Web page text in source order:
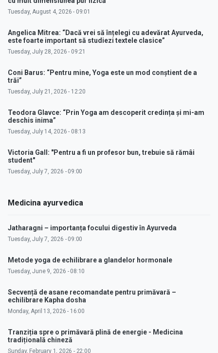
Tuesday, August 4, 2026 - 09:01
Angelica Mitrea: “Dacă vrei să înțelegi cu adevărat Ayurveda,
este foarte important să studiezi textele clasice”
Tuesday, July 28, 2026 - 09:21
Coni Barus: “Pentru mine, Yoga este un mod conștient de a
trăi”
Tuesday, July 21, 2026 - 12:20
Teodora Glavce: “Prin Yoga am descoperit credința și mi-am
deschis inima”
Tuesday, July 14, 2026 - 08:13
Victoria Gall: "Pentru a fi un profesor bun, trebuie să rămâi
student"
Tuesday, July 7, 2026 - 09:00
Medicina ayurvedica
Jatharagni – importanța focului digestiv în Ayurveda
Tuesday, July 7, 2026 - 09:00
Metode yoga de echilibrare a glandelor hormonale
Tuesday, June 9, 2026 - 08:10
Secvență de asane recomandate pentru primăvară –
echilibrare Kapha dosha
Monday, April 13, 2026 - 16:00
Tranziția spre o primăvară plină de energie - Medicina
tradițională chineză
Sunday, February 1, 2026 - 22:00